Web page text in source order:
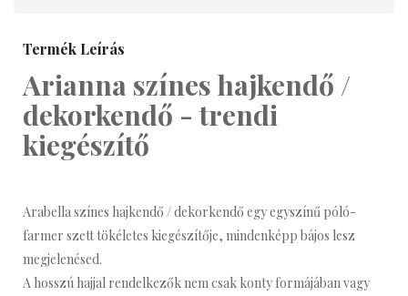
Termék Leírás
Arianna színes hajkendő /
dekorkendő - trendi
kiegészítő
Arabella színes hajkendő / dekorkendő egy egyszínű póló-
farmer szett tökéletes kiegészítője, mindenképp bájos lesz
megjelenésed.
A hosszú hajjal rendelkezők nem csak konty formájában vagy